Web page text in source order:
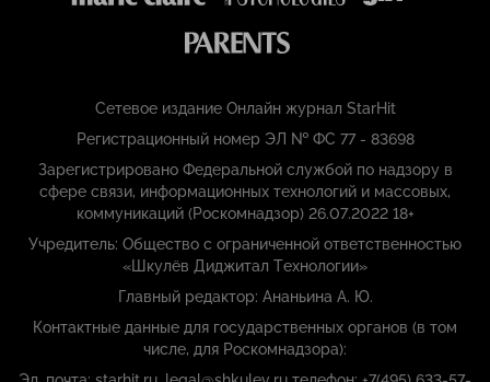
Сетевое издание Онлайн журнал StarHit
Регистрационный номер ЭЛ № ФС 77 - 83698
Зарегистрировано Федеральной службой по надзору в
сфере связи, информационных технологий и массовых,
коммуникаций (Роскомнадзор) 26.07.2022 18+
Учредитель: Общество с ограниченной ответственностью
«Шкулёв Диджитал Технологии»
Главный редактор: Ананьина А. Ю.
Контактные данные для государственных органов (в том
числе, для Роскомнадзора):